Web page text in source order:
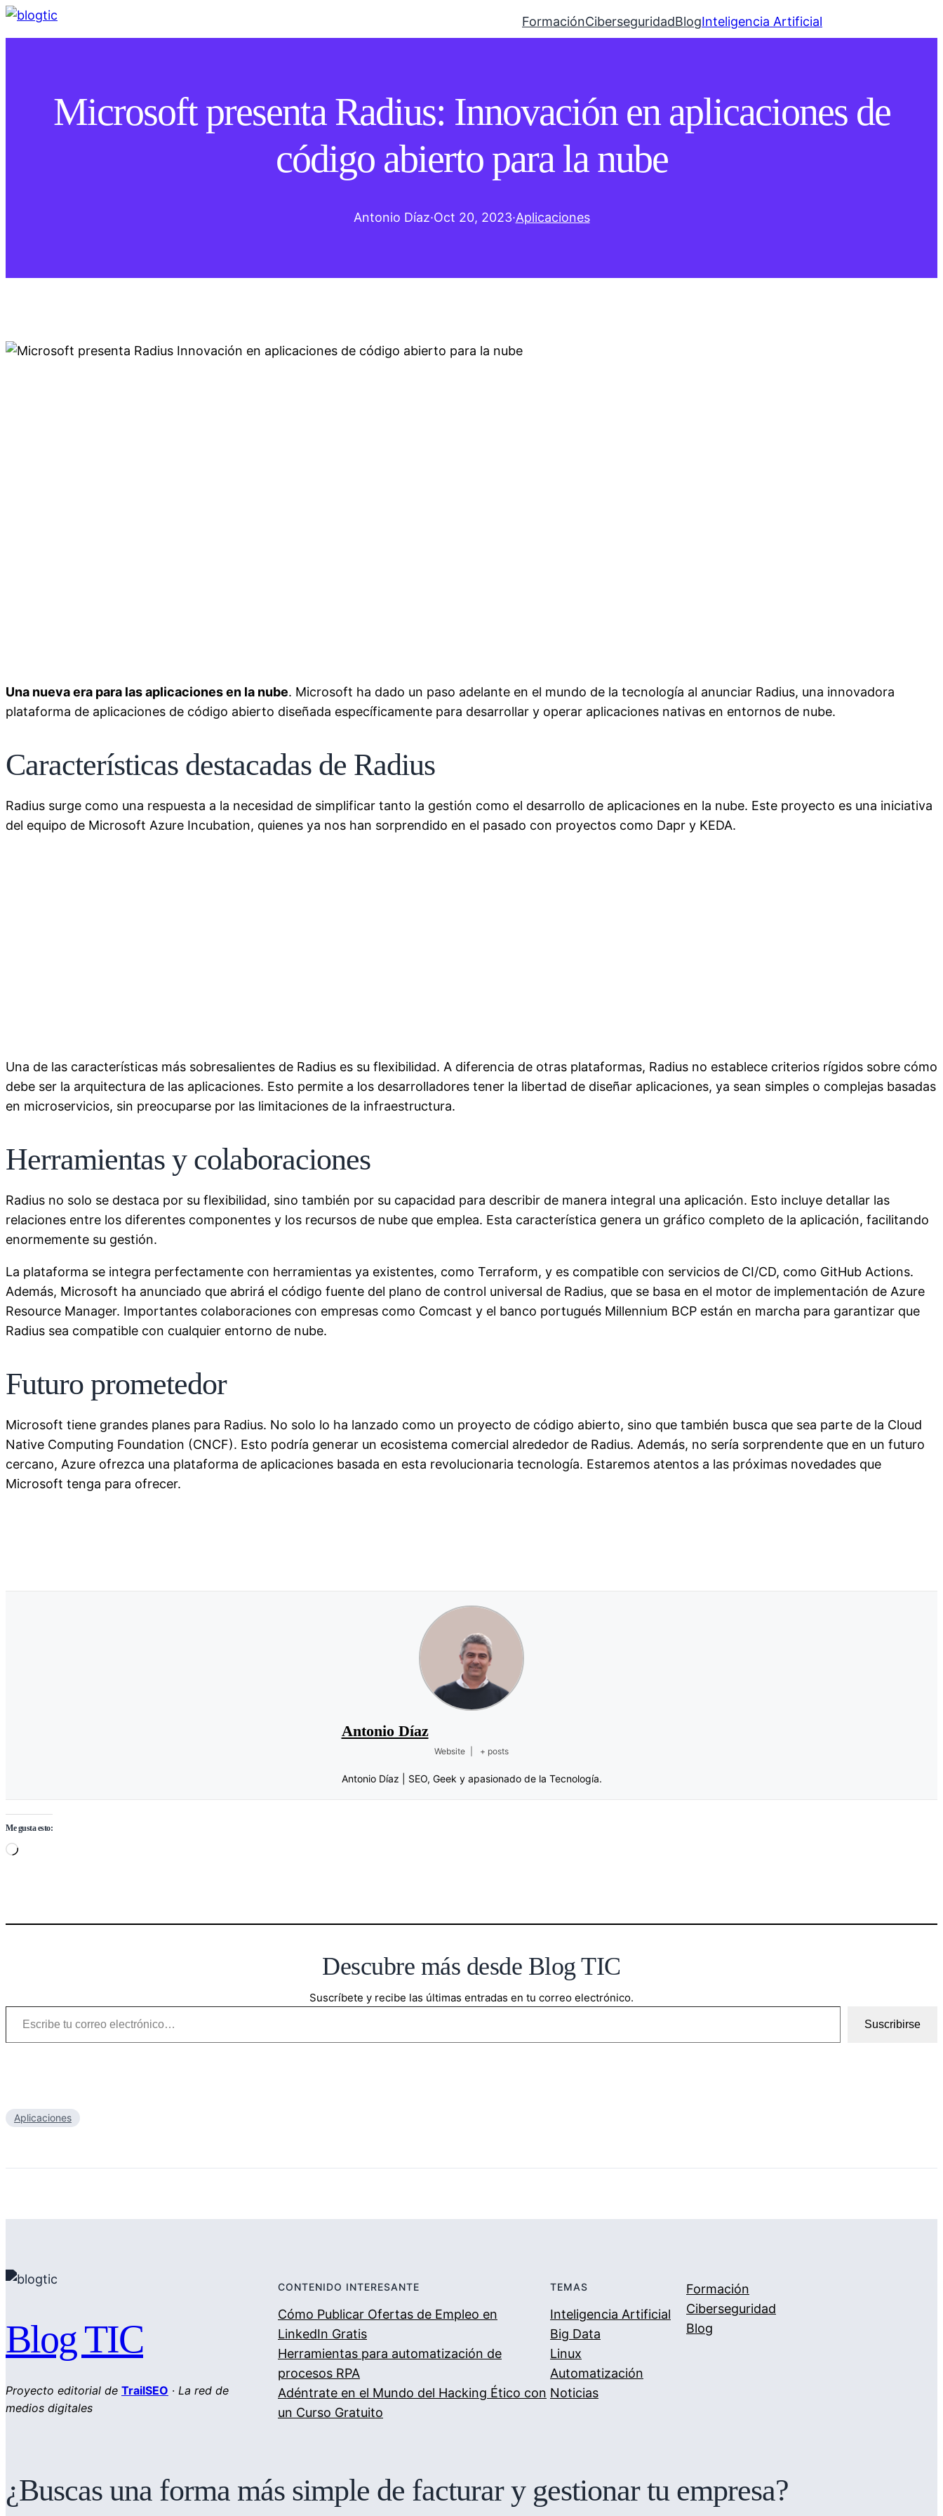
FormaciónCiberseguridadBlogInteligencia Artificial
Microsoft presenta Radius: Innovación en aplicaciones de
código abierto para la nube
Antonio Díaz·Oct 20, 2023·Aplicaciones
Una nueva era para las aplicaciones en la nube. Microsoft ha dado un paso adelante en el mundo de la tecnología al anunciar Radius, una innovadora
plataforma de aplicaciones de código abierto diseñada específicamente para desarrollar y operar aplicaciones nativas en entornos de nube.
Características destacadas de Radius
Radius surge como una respuesta a la necesidad de simplificar tanto la gestión como el desarrollo de aplicaciones en la nube. Este proyecto es una iniciativa
del equipo de Microsoft Azure Incubation, quienes ya nos han sorprendido en el pasado con proyectos como Dapr y KEDA.
Una de las características más sobresalientes de Radius es su flexibilidad. A diferencia de otras plataformas, Radius no establece criterios rígidos sobre cómo
debe ser la arquitectura de las aplicaciones. Esto permite a los desarrolladores tener la libertad de diseñar aplicaciones, ya sean simples o complejas basadas
en microservicios, sin preocuparse por las limitaciones de la infraestructura.
Herramientas y colaboraciones
Radius no solo se destaca por su flexibilidad, sino también por su capacidad para describir de manera integral una aplicación. Esto incluye detallar las
relaciones entre los diferentes componentes y los recursos de nube que emplea. Esta característica genera un gráfico completo de la aplicación, facilitando
enormemente su gestión.
La plataforma se integra perfectamente con herramientas ya existentes, como Terraform, y es compatible con servicios de CI/CD, como GitHub Actions.
Además, Microsoft ha anunciado que abrirá el código fuente del plano de control universal de Radius, que se basa en el motor de implementación de Azure
Resource Manager. Importantes colaboraciones con empresas como Comcast y el banco portugués Millennium BCP están en marcha para garantizar que
Radius sea compatible con cualquier entorno de nube.
Futuro prometedor
Microsoft tiene grandes planes para Radius. No solo lo ha lanzado como un proyecto de código abierto, sino que también busca que sea parte de la Cloud
Native Computing Foundation (CNCF). Esto podría generar un ecosistema comercial alrededor de Radius. Además, no sería sorprendente que en un futuro
cercano, Azure ofrezca una plataforma de aplicaciones basada en esta revolucionaria tecnología. Estaremos atentos a las próximas novedades que
Microsoft tenga para ofrecer.
Antonio Díaz
Website + posts
Antonio Díaz | SEO, Geek y apasionado de la Tecnología.
Me gusta esto:
Cargando…
Descubre más desde Blog TIC
Suscríbete y recibe las últimas entradas en tu correo electrónico.
Escribe tu correo electrónico…
Suscribirse
Aplicaciones
Blog TIC
Proyecto editorial de TrailSEO · La red de
medios digitales
CONTENIDO INTERESANTE
Cómo Publicar Ofertas de Empleo en
LinkedIn Gratis
Herramientas para automatización de
procesos RPA
Adéntrate en el Mundo del Hacking Ético con
un Curso Gratuito
TEMAS
Inteligencia Artificial
Big Data
Linux
Automatización
Noticias
Formación
Ciberseguridad
Blog
¿Buscas una forma más simple de facturar y gestionar tu empresa?